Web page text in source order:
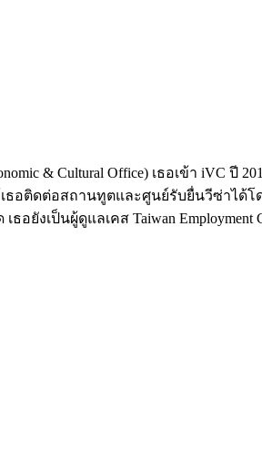
& Cultural Office) เธอเข้า iVC ปี
ธอติดต่อสถานทูตและศูนย์รับยื่นวีซ่าได้
งเป็นผู้ดูแลเคส Taiwan Employment